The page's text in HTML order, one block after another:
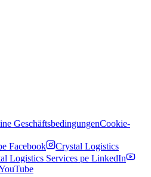
GeschäftsbedingungenCookie-
Facebook
Crystal Logistics
Logistics Services pe LinkedIn